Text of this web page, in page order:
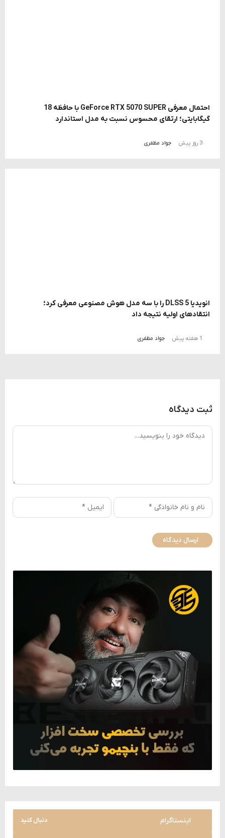
احتمال معرفی GeForce RTX 5070 SUPER با حافظه 18
گیگابایتی؛ ارتقای محسوس نسبت به مدل استاندارد
3 روز پیش جواد مظفری
انویدیا DLSS 5 را با سه مدل هوش مصنوعی معرفی کرد؛
انتقادهای اولیه نتیجه داد
1 هفته پیش جواد مظفری
ثبت دیدگاه
اینستاگرام دنبال کنید